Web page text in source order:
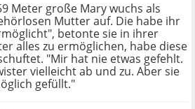
Meter große Mary wuchs als
Mutter auf. Die habe ihr
betonte sie in ihrer
alles zu ermöglichen, habe diese
"Mir hat nie etwas gefehlt.
vielleicht ab und zu. Aber sie
gefüllt."